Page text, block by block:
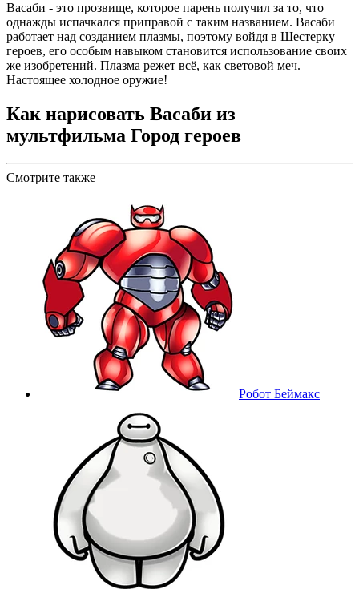
Васаби - это прозвище, которое парень получил за то, что
однажды испачкался приправой с таким названием. Васаби
работает над созданием плазмы, поэтому войдя в Шестерку
героев, его особым навыком становится использование своих
же изобретений. Плазма режет всё, как световой меч.
Настоящее холодное оружие!
Как нарисовать Васаби из
мультфильма Город героев
Смотрите также
Робот Беймакс